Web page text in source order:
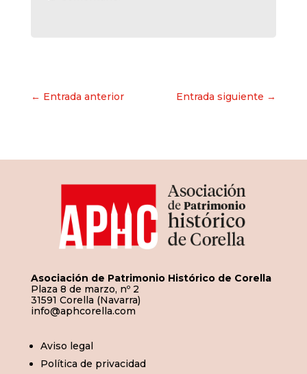
Navegación
← Entrada anterior Entrada siguiente →
Asociación de Patrimonio Histórico de Corella
Plaza 8 de marzo, nº 2
31591 Corella (Navarra)
info@aphcorella.com
Aviso legal
Política de privacidad